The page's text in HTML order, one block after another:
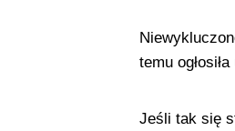
temu
Jeśli tak się